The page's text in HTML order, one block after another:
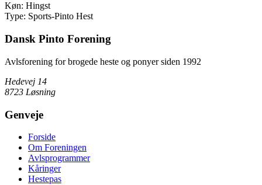
Køn: Hingst
Type: Sports-Pinto Hest
Dansk Pinto Forening
Avlsforening for brogede heste og ponyer siden 1992
Hedevej 14
8723 Løsning
Genveje
Forside
Om Foreningen
Avlsprogrammer
Kåringer
Hestepas